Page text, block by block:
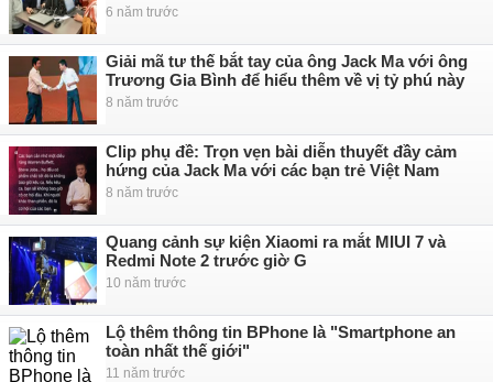
6 năm trước
Giải mã tư thế bắt tay của ông Jack Ma với ông
Trương Gia Bình để hiểu thêm về vị tỷ phú này
8 năm trước
Clip phụ đề: Trọn vẹn bài diễn thuyết đầy cảm
hứng của Jack Ma với các bạn trẻ Việt Nam
8 năm trước
Quang cảnh sự kiện Xiaomi ra mắt MIUI 7 và
Redmi Note 2 trước giờ G
10 năm trước
Lộ thêm thông tin BPhone là "Smartphone an
toàn nhất thế giới"
11 năm trước